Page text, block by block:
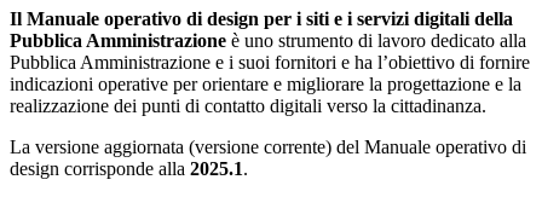
Il Manuale operativo di design per i siti e i servizi digitali della
Pubblica Amministrazione è uno strumento di lavoro dedicato alla
Pubblica Amministrazione e i suoi fornitori e ha l’obiettivo di fornire
indicazioni operative per orientare e migliorare la progettazione e la
realizzazione dei punti di contatto digitali verso la cittadinanza.
La versione aggiornata (versione corrente) del Manuale operativo di
design corrisponde alla 2025.1.